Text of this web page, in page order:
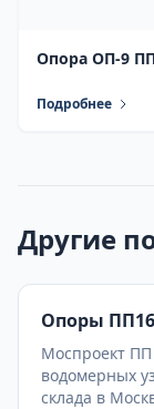
Опора ОП-9
Подробнее
Другие
Опоры
Моспроект
водомерных
склада в